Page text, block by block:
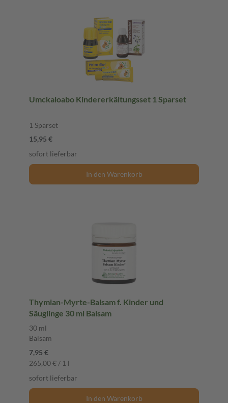
Umckaloabo Kindererkältungsset 1 Sparset
1 Sparset
15,95 €
sofort lieferbar
In den Warenkorb
Thymian-Myrte-Balsam f. Kinder und
Säuglinge 30 ml Balsam
30 ml
Balsam
7,95 €
265,00 € / 1 l
sofort lieferbar
In den Warenkorb